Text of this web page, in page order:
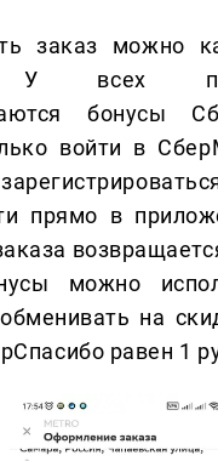
заказ можно
У всех
бонусы
войти в
прямо в
можно
на
равен 1